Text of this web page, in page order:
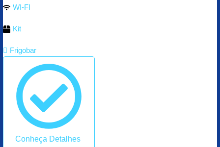
WI-FI
Kit
Frigobar
Conheça Detalhes